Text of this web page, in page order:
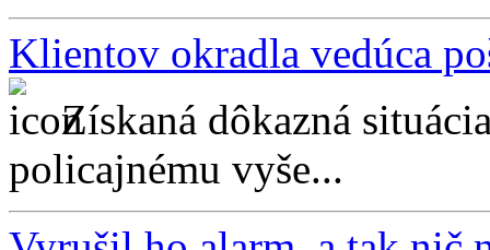
Klientov okradla vedúca
Získaná dôkazná
policajnému vyše...